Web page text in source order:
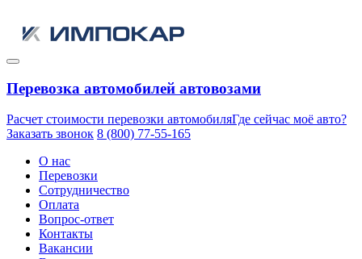
Перевозка автомобилей автовозами
Расчет стоимости перевозки автомобиляГде сейчас моё авто?
Заказать звонок 8 (800) 77-55-165
О нас
Перевозки
Сотрудничество
Оплата
Вопрос-ответ
Контакты
Вакансии